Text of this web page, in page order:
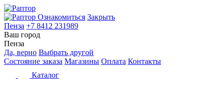
Ознакомиться Закрыть
Пенза +7 8412 231989
Ваш город
Пенза
Да, верно Выбрать другой
Состояние заказа Магазины Оплата Контакты
Каталог